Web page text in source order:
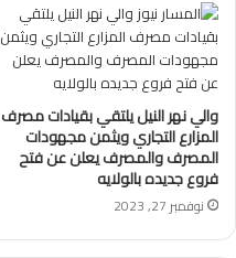
والي نهر النيل يلتقي بقيادات مصرف
المزارع التجاري ويثمن مجهودات
المصرف والمصرف يعلن عن فتح
فروع جديده بالولايه
نوفمبر 27, 2023